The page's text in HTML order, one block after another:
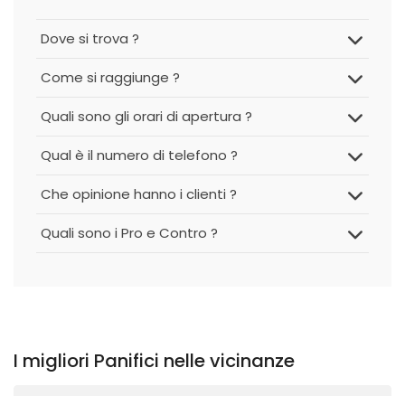
Dove si trova ?
Come si raggiunge ?
Quali sono gli orari di apertura ?
Qual è il numero di telefono ?
Che opinione hanno i clienti ?
Quali sono i Pro e Contro ?
I migliori Panifici nelle vicinanze